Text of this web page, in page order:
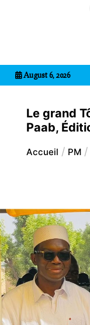
August 6, 2026
Le grand
Paab,
Accueil PM